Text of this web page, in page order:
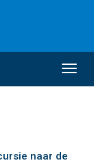
naar de